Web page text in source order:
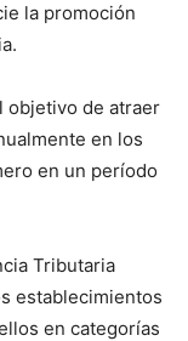
la promoción
objetivo de atraer
en los
en un período
Tributaria
establecimientos
en categorías